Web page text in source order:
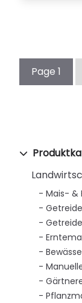
Mais- &
Page 1